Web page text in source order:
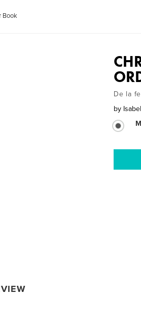
Book
De la
by